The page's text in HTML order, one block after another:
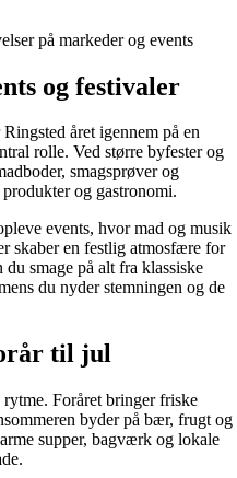
på markeder og events
og festivaler
året igennem på en
rolle. Ved større byfester og
smagsprøver og
og gastronomi.
events, hvor mad og musik
skaber en festlig atmosfære for
smage på alt fra klassiske
du nyder stemningen og de
til jul
Foråret bringer friske
byder på bær, frugt og
supper, bagværk og lokale